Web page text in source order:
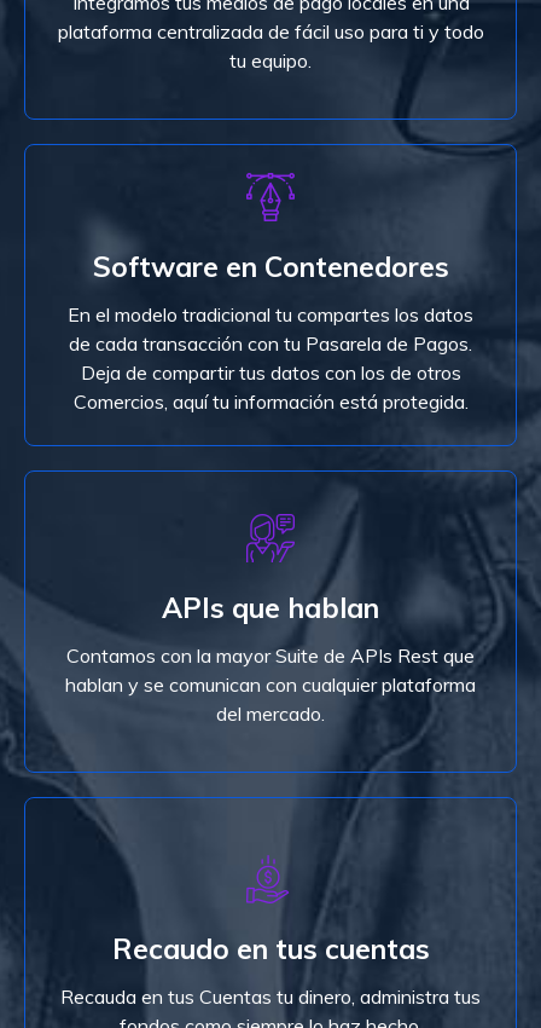
plataforma centralizada de fácil uso para ti y todo
tu equipo.
Ver Planes
Software en Contenedores
En el modelo tradicional tu compartes los datos
de cada transacción con tu Pasarela de Pagos.
Deja de compartir tus datos con los de otros
Comercios, aquí tu información está protegida.
Independencia
Nuestras instancias garantizan la independencia
de cada Cliente. Desde el momento cero tendrás
nosotros podemos acceder a ella.
Ver Planes
APIs que hablan
Contamos con la mayor Suite de APIs Rest que
hablan y se comunican con cualquier plataforma
del mercado.
APIs
Integra fácilmente nuestros APIs a tu Software
de Producción, Call Center, E-Commerce o
Ver Planes
Recaudo en tus cuentas
Recauda en tus Cuentas tu dinero, administra tus
tu eliges que herramientas utilizar.
Ver Planes